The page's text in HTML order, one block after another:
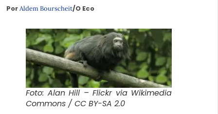
PorAldem Bourscheit/O Eco
Foto: Alan Hill – Flickr via Wikimedia
Commons / CC BY-SA 2.0